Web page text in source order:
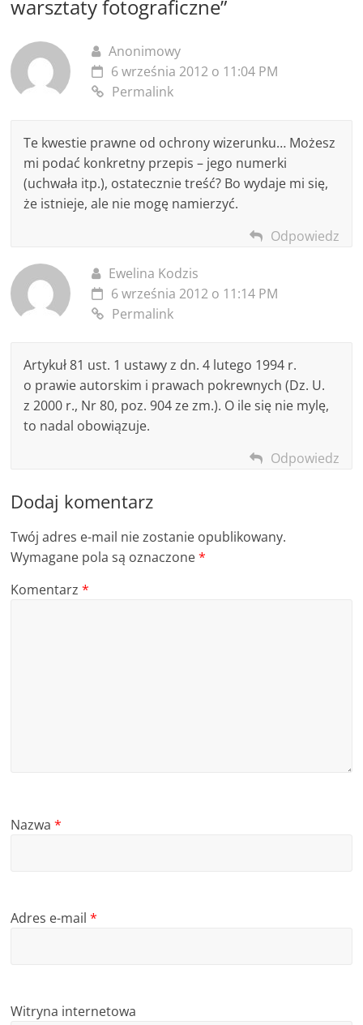
warsztaty fotograficzne”
Anonimowy
6 września 2012 o 11:04 PM
Permalink
Te kwestie prawne od ochrony wizerunku… Możesz
mi podać konkretny przepis – jego numerki
(uchwała itp.), ostatecznie treść? Bo wydaje mi się,
że istnieje, ale nie mogę namierzyć.
Odpowiedz
Ewelina Kodzis
6 września 2012 o 11:14 PM
Permalink
Artykuł 81 ust. 1 ustawy z dn. 4 lutego 1994 r.
o prawie autorskim i prawach pokrewnych (Dz. U.
z 2000 r., Nr 80, poz. 904 ze zm.). O ile się nie mylę,
to nadal obowiązuje.
Odpowiedz
Dodaj komentarz
Twój adres e-mail nie zostanie opublikowany.
Wymagane pola są oznaczone*
Komentarz*
Nazwa*
Adres e-mail*
Witryna internetowa